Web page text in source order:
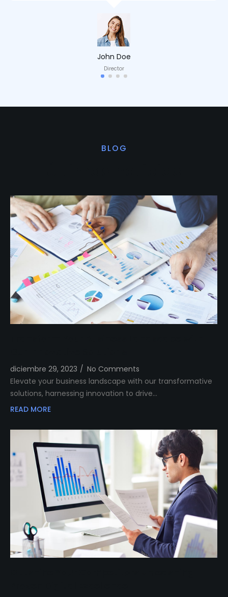
John Doe
Director
BLOG
diciembre 29, 2023 / No Comments
Elevate your business landscape with our transformative
solutions, harnessing innovation to drive…
READ MORE